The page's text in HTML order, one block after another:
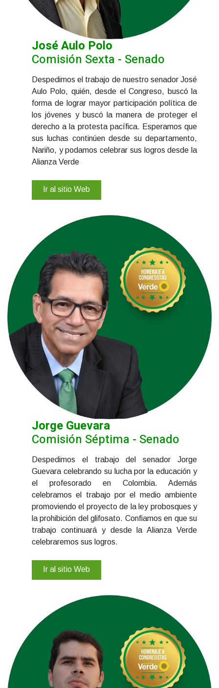
José Aulo Polo
Comisión Sexta - Senado
Despedimos el trabajo de nuestro senador José
Aulo Polo, quién, desde el Congreso, buscó la
forma de lograr mayor participación política de
los jóvenes y buscó la manera de proteger el
derecho a la protesta pacífica. Esperamos que
sus luchas continúen desde su departamento,
Nariño, y podamos celebrar sus logros desde la
Alianza Verde
Ir al sitio Web
Jorge Guevara
Comisión Séptima - Senado
Despedimos el trabajo del senador Jorge
Guevara celebrando su lucha por la educación y
el profesorado en Colombia. Además
celebramos el trabajo por el medio ambiente
promoviendo el proyecto de la ley probosques y
la prohibición del glifosato. Confiamos en que su
trabajo continuará y desde la Alianza Verde
celebraremos sus logros.
Ir al sitio Web